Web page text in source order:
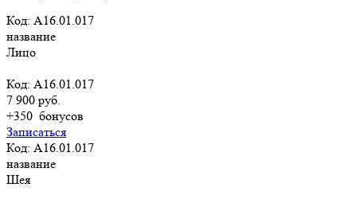
Код: A16.01.017
название
Лицо
Код: A16.01.017
7 900 руб.
+350 бонусов
Записаться
Код: A16.01.017
название
Шея